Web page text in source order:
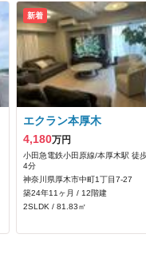
新着
エクラン本厚木
4,180万円
小田急電鉄小田原線/本厚木駅 徒
4分
神奈川県厚木市中町1丁目7-27
築24年11ヶ月 / 12階建
2SLDK / 81.83㎡